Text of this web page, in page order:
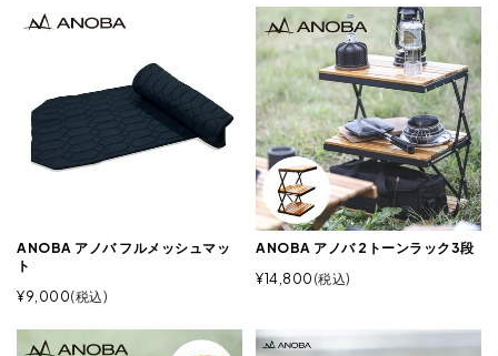
ANOBA アノバ フルメッシュマッ
ト
¥9,000 税込
ANOBA アノバ 2トーンラック3段
¥14,800 税込